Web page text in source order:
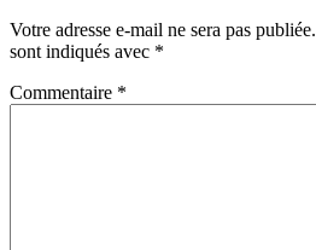
Votre adresse e-mail ne sera pas publiée.
sont indiqués avec *
Commentaire *